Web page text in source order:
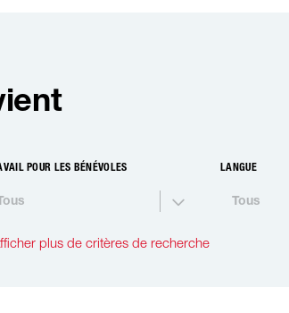
POUR LES BÉNÉVOLES
Tous
LANGUE
Tous
plus de critères de recherche